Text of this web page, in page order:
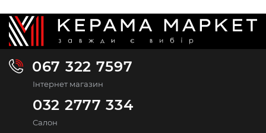
067 322 7597
Інтернет магазин
032 2777 334
Салон